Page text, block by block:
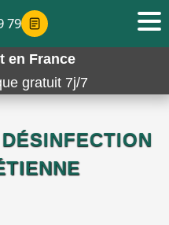
en France
gratuit 7j/7
79